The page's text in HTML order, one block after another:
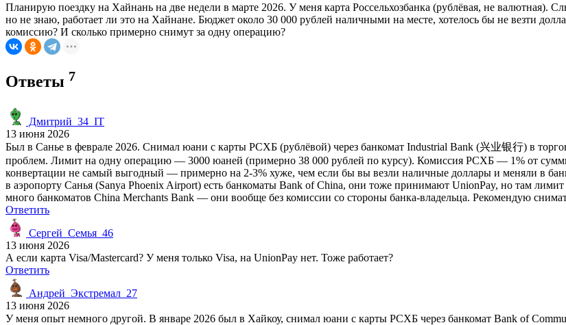
Планирую поездку на Хайнань на две недели в марте 2026. У меня карта Россельхозбанка (рублёвая, не
но не знаю, работает ли это на Хайнане. Бюджет около 30 000 рублей наличными на месте, хотелось бы не везти
комиссию? И сколько примерно снимут за одну операцию?
Ответы 7
Дмитрий_34_IT
13 июня 2026
Был в Санье в феврале 2026. Снимал юани с карты РСХБ (рублёвой) через банкомат Industrial Bank (兴业银行) в
проблем. Лимит на одну операцию — 3000 юаней (примерно 38 000 рублей по курсу). Комиссия РСХБ — 1% от
конвертации не самый выгодный — примерно на 2-3% хуже, чем если бы вы везли наличные доллары и меняли в
в аэропорту Санья (Sanya Phoenix Airport) есть банкоматы Bank of China, они тоже принимают UnionPay, но там
много банкоматов China Merchants Bank — они вообще без комиссии со стороны банка-владельца. Рекомендую
Ответить
Сергей_Семья_46
13 июня 2026
А если карта Visa/Mastercard? У меня только Visa, на UnionPay нет. Тоже работает?
Ответить
Андрей_Экстремал_27
13 июня 2026
У меня опыт немного другой. В январе 2026 был в Хайкоу, снимал юани с карты РСХБ через банкомат Bank of